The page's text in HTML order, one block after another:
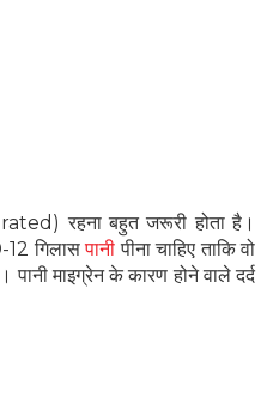
रहना बहुत जरूरी होता है।
12 गिलासपानी पीना चाहिए ताकि वो
माइग्रेन के कारण होने वाले दर्द